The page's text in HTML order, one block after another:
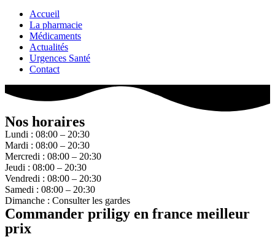
Accueil
La pharmacie
Médicaments
Actualités
Urgences Santé
Contact
Nos horaires
Lundi : 08:00 – 20:30
Mardi : 08:00 – 20:30
Mercredi : 08:00 – 20:30
Jeudi : 08:00 – 20:30
Vendredi : 08:00 – 20:30
Samedi : 08:00 – 20:30
Dimanche : Consulter les gardes
Commander priligy en france meilleur
prix